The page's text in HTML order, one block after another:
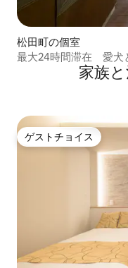
松田町の個室
最大24時間滞在 愛犬
大人の隠れ家家族
ゲストチョイス
ゲストチョイス